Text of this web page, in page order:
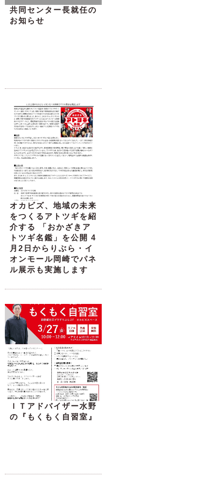
共同センター長就任の
お知らせ
オカビズ、地域の未来
をつくるアトツギを紹
介する 「おかざきア
トツギ名鑑」を公開 4
月2日からりぶら・イ
オンモール岡崎でパネ
ル展示も実施します
ＩＴアドバイザー水野
の『もくもく自習室』